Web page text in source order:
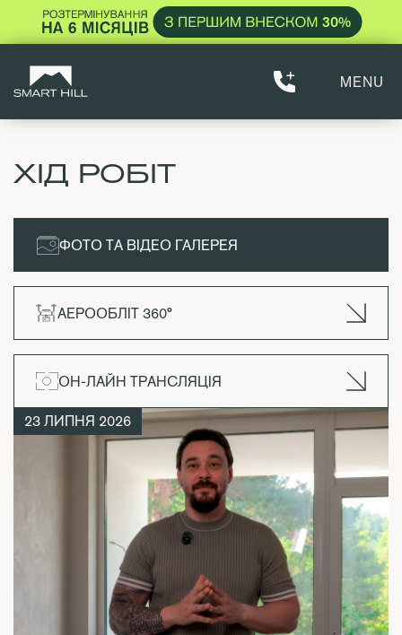
MENU
ХІД РОБІТ
ФОТО ТА ВІДЕО ГАЛЕРЕЯ
АЕРООБЛІТ 360°
ОН-ЛАЙН ТРАНСЛЯЦІЯ
23 ЛИПНЯ 2026